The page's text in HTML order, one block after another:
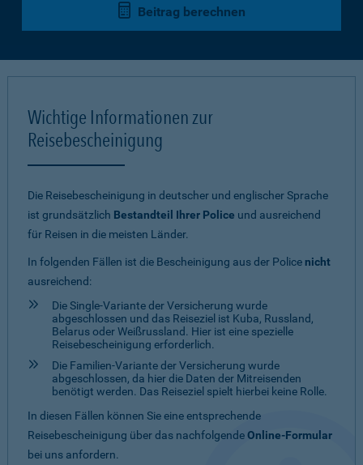
Beitrag berechnen
Wichtige Informationen zur
Reisebescheinigung
Die Reisebescheinigung in deutscher und englischer Sprache
ist grundsätzlich Bestandteil Ihrer Police und ausreichend
für Reisen in die meisten Länder.
In folgenden Fällen ist die Bescheinigung aus der Police nicht
ausreichend:
Die Single-Variante der Versicherung wurde
abgeschlossen und das Reiseziel ist Kuba, Russland,
Belarus oder Weißrussland. Hier ist eine spezielle
Reisebescheinigung erforderlich.
Die Familien-Variante der Versicherung wurde
abgeschlossen, da hier die Daten der Mitreisenden
benötigt werden. Das Reiseziel spielt hierbei keine Rolle.
In diesen Fällen können Sie eine entsprechende
Reisebescheinigung über das nachfolgendeOnline-Formular
bei uns anfordern.